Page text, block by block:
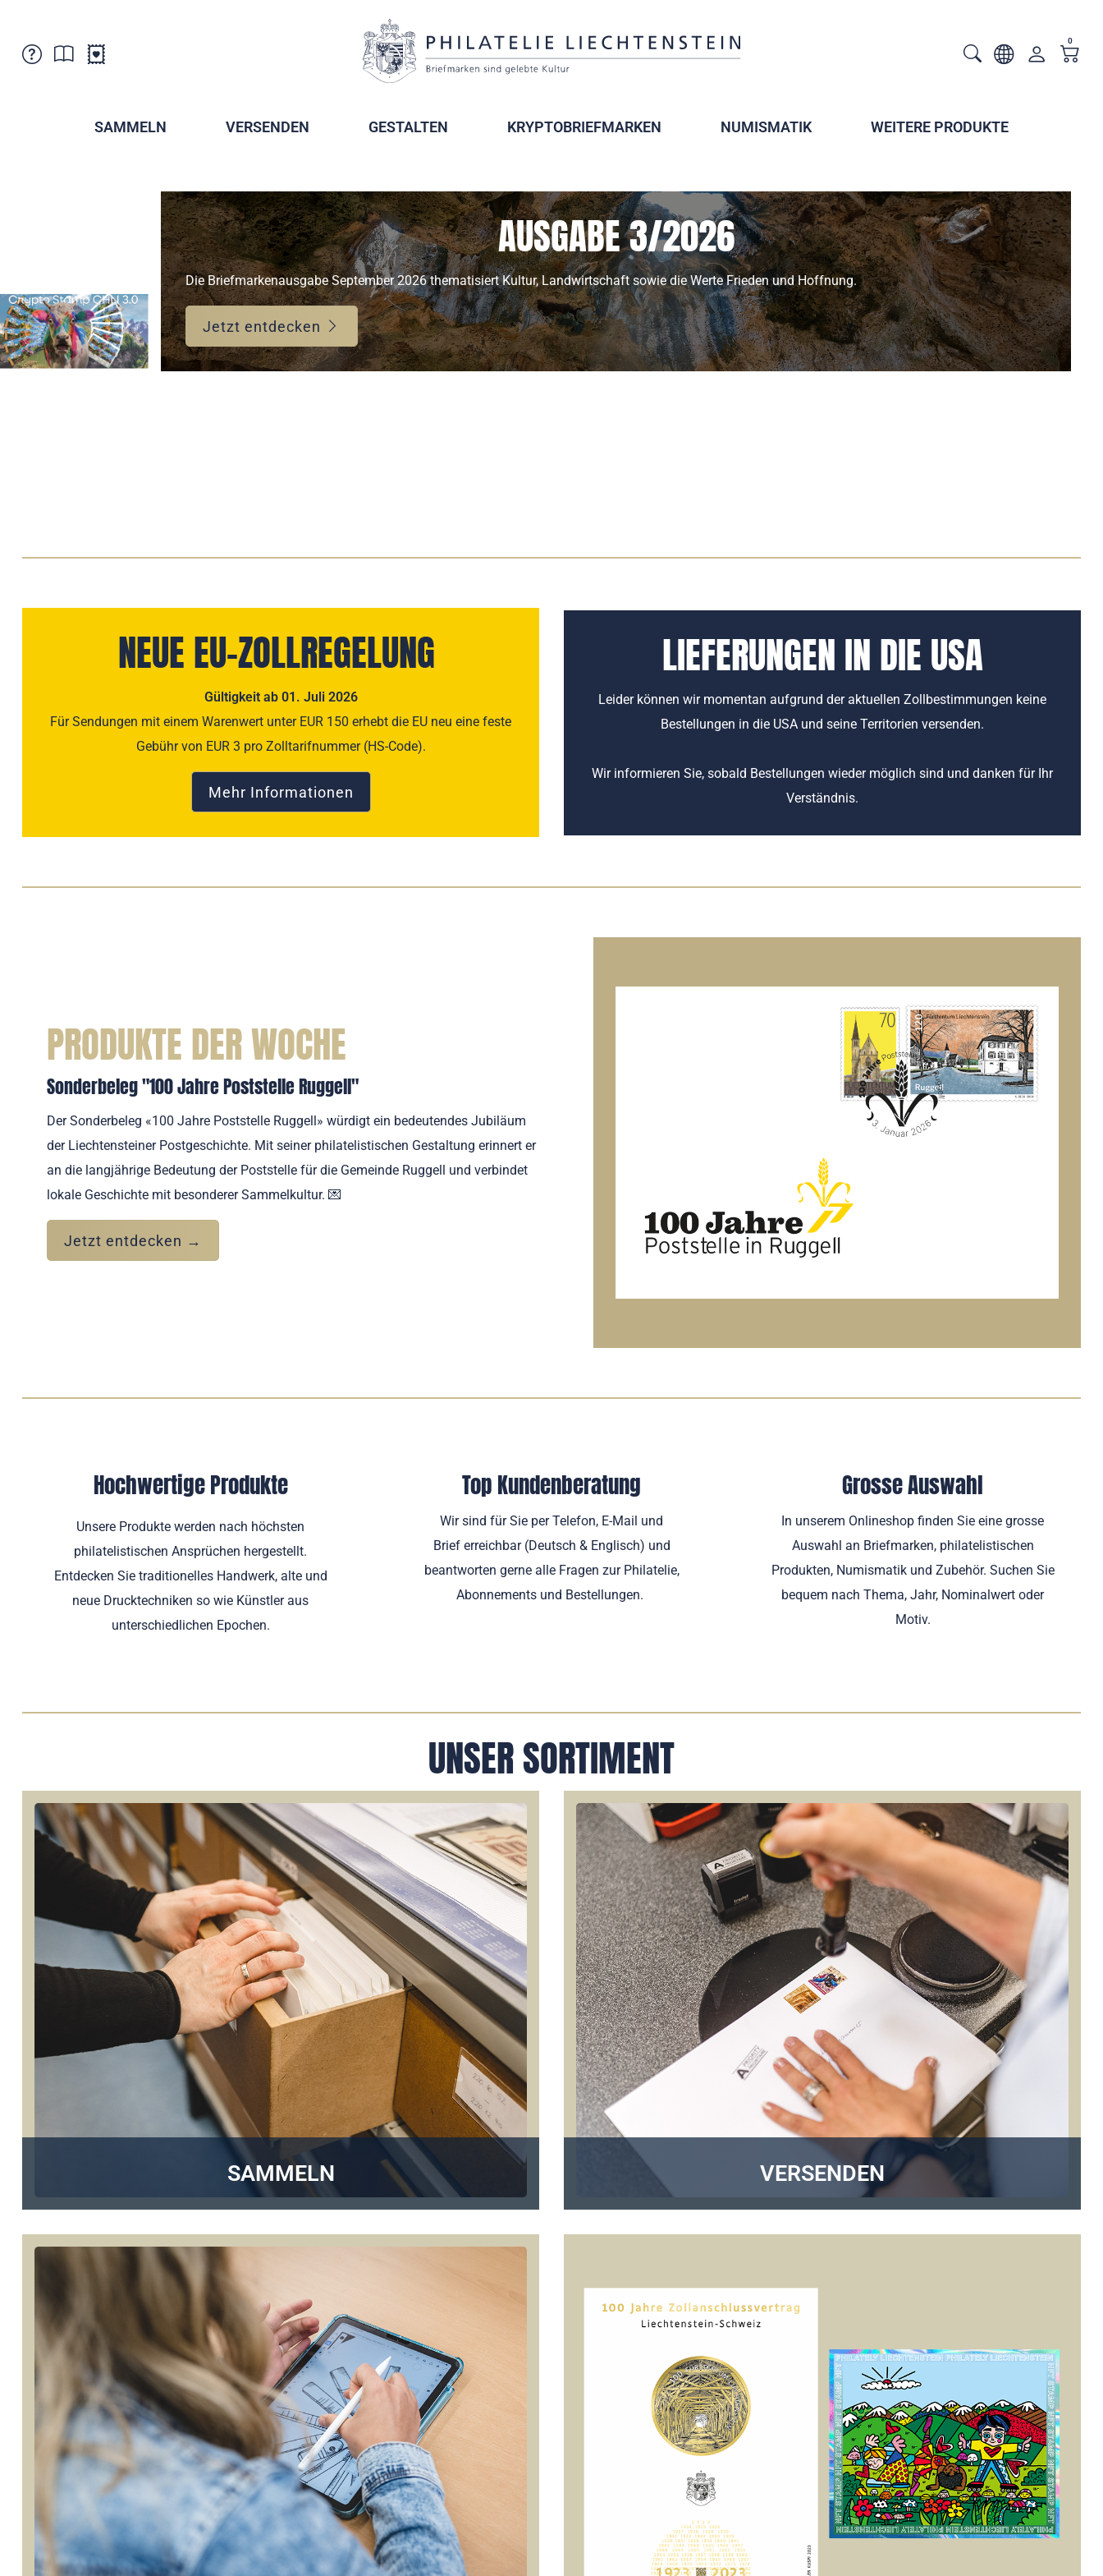
Verkaufsstellen
Abonnemente
Fürstentum Liechtenstein
0
SAMMELN VERSENDEN GESTALTEN KRYPTOBRIEFMARKEN NUMISMATIK WEITERE PRODUKTE
AUSGABE 3/2026
Die Briefmarkenausgabe September 2026 thematisiert Kultur, Landwirtschaft sowie die Werte Frieden und Hoffnung.
Jetzt entdecken
NEUE EU-ZOLLREGELUNG
Gültigkeit ab 01. Juli 2026
Für Sendungen mit einem Warenwert unter EUR 150 erhebt die EU neu eine feste
Gebühr von EUR 3 pro Zolltarifnummer (HS-Code).
Mehr Informationen
LIEFERUNGEN IN DIE USA
Leider können wir momentan aufgrund der aktuellen Zollbestimmungen keine
Bestellungen in die USA und seine Territorien versenden.
Wir informieren Sie, sobald Bestellungen wieder möglich sind und danken für Ihr
Verständnis.
PRODUKTE DER WOCHE
Sonderbeleg "100 Jahre Poststelle Ruggell"
Der Sonderbeleg «100 Jahre Poststelle Ruggell» würdigt ein bedeutendes Jubiläum
der Liechtensteiner Postgeschichte. Mit seiner philatelistischen Gestaltung erinnert er
an die langjährige Bedeutung der Poststelle für die Gemeinde Ruggell und verbindet
lokale Geschichte mit besonderer Sammelkultur. 💌
Jetzt entdecken →
Hochwertige Produkte
Unsere Produkte werden nach höchsten
philatelistischen Ansprüchen hergestellt.
Entdecken Sie traditionelles Handwerk, alte und
neue Drucktechniken so wie Künstler aus
unterschiedlichen Epochen.
Top Kundenberatung
Wir sind für Sie per Telefon, E-Mail und
Brief erreichbar (Deutsch & Englisch) und
beantworten gerne alle Fragen zur Philatelie,
Abonnements und Bestellungen.
Grosse Auswahl
In unserem Onlineshop finden Sie eine grosse
Auswahl an Briefmarken, philatelistischen
Produkten, Numismatik und Zubehör. Suchen Sie
bequem nach Thema, Jahr, Nominalwert oder
Motiv.
UNSER SORTIMENT
SAMMELN VERSENDEN